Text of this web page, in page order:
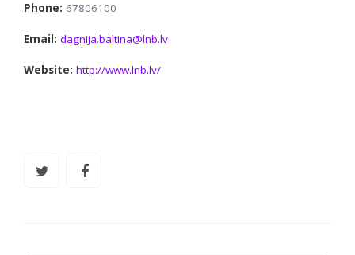
Phone: 67806100
Email: dagnija.baltina@lnb.lv
Website: http://www.lnb.lv/